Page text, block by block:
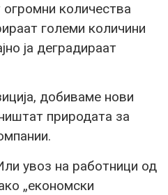
количества
големи количини
ја деградираат
добиваме нови
природата за
увоз на работници од
„економски